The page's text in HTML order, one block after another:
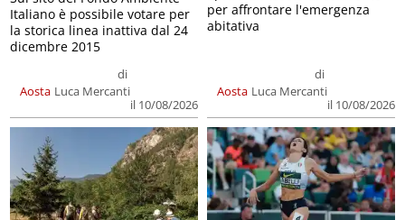
Aosta
di
Luca Mercanti
il 10/08/2026
Italiano è possibile votare per
la storica linea inattiva dal 24
dicembre 2015
Aosta
di
Luca Mercanti
il 10/08/2026
per affrontare l'emergenza
abitativa